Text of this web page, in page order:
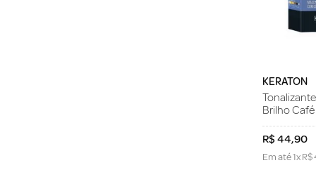
KERATON
Brilho Café
R$44,90
Em até1xR$